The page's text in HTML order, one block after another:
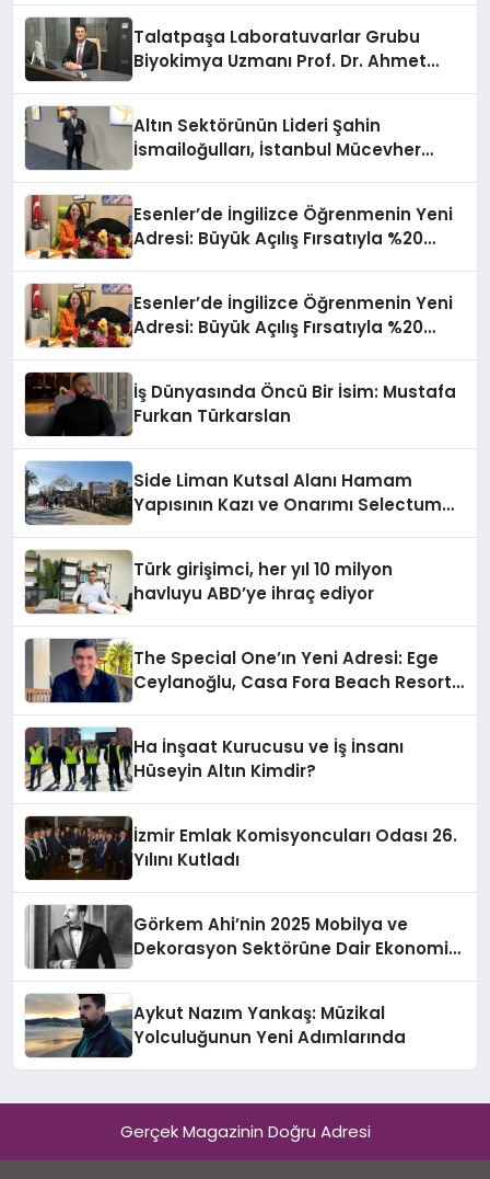
Talatpaşa Laboratuvarlar Grubu
Biyokimya Uzmanı Prof. Dr. Ahmet
Altın Sektörünün Lideri Şahin
İsmailoğulları, İstanbul Mücevher
Esenler’de İngilizce Öğrenmenin Yeni
Adresi: Büyük Açılış Fırsatıyla %20
Esenler’de İngilizce Öğrenmenin Yeni
Adresi: Büyük Açılış Fırsatıyla %20
İş Dünyasında Öncü Bir İsim: Mustafa
Furkan Türkarslan
Side Liman Kutsal Alanı Hamam
Yapısının Kazı ve Onarımı Selectum
Türk girişimci, her yıl 10 milyon
havluyu ABD’ye ihraç ediyor
The Special One’ın Yeni Adresi: Ege
Ceylanoğlu, Casa Fora Beach Resort
Ha İnşaat Kurucusu ve İş İnsanı
Hüseyin Altın Kimdir?
İzmir Emlak Komisyoncuları Odası 26.
Yılını Kutladı
Görkem Ahi’nin 2025 Mobilya ve
Dekorasyon Sektörüne Dair Ekonomik
Aykut Nazım Yankaş: Müzikal
Yolculuğunun Yeni Adımlarında
Gerçek Magazinin Doğru Adresi